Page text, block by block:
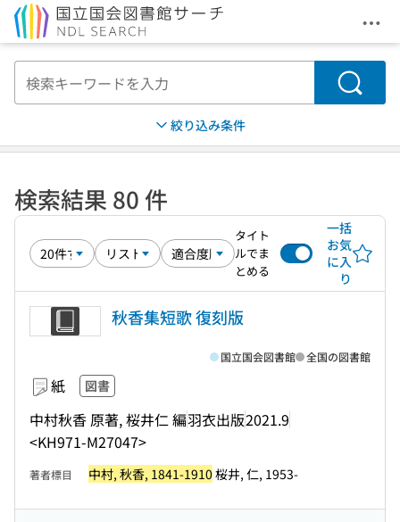
メ
検索
絞り込み条件
検索結果 80 件
タイト
ルでま
とめる
一括
お気
に入
り
秋香集短歌 復刻版
紙 図書
中村秋香 原著, 桜井仁 編羽衣出版2021.9
<KH971-M27047>
国立国会図書館 全国の図書館
著者標目 中村, 秋香, 1841-1910 桜井, 仁, 1953-